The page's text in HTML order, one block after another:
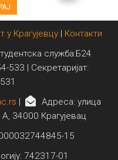
у Крагујевцу| Контакти
служба:Б24
| Секретаријат:
|
Адреса: улица
34000 Крагујевац
15
742317-01